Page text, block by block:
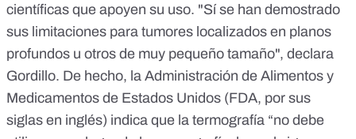
científicas que apoyen su uso. "Sí se han demostrado
sus limitaciones para tumores localizados en planos
profundos u otros de muy pequeño tamaño", declara
Gordillo. De hecho, la Administración de Alimentos y
Medicamentos de Estados Unidos (FDA, por sus
siglas en inglés) indica que la termografía “no debe